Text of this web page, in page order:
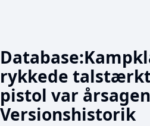
rykkede talstærkt
pistol var
Versionshistorik